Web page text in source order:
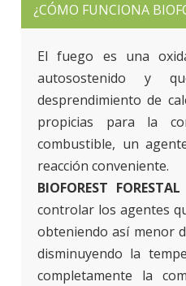
¿CÓMO FUNCIONA
El fuego es una
autosostenido y
desprendimiento de
propicias para la
combustible, un
reacción conveniente.
BIOFOREST FORESTAL
controlar los agentes
obteniendo así menor
disminuyendo la
completamente la